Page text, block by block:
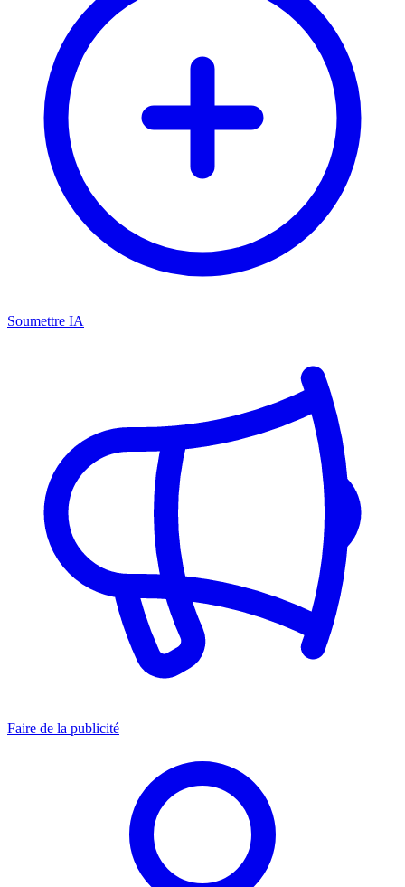
Soumettre IA
Faire de la publicité